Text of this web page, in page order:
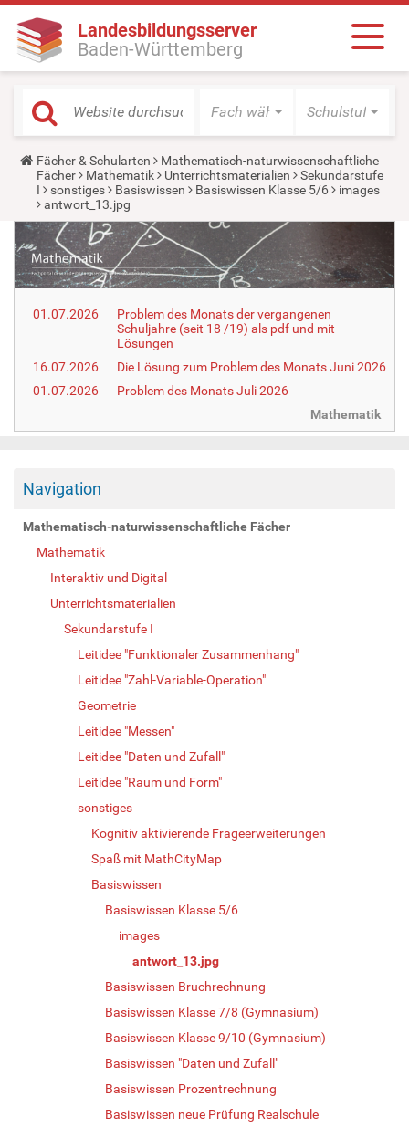
Landesbildungsserver
Baden-Württemberg
Fach wählen Schulstufe
Y
o
u
a
r
e
h
e
r
e
Fächer & Schularten
Mathematisch-naturwissenschaftliche
Fächer
Mathematik Unterrichtsmaterialien
Sekundarstufe
I
sonstiges Basiswissen Basiswissen Klasse 5/6
images
antwort_13.jpg
01.07.2026
Problem des Monats der vergangenen
Schuljahre (seit 18 /19) als pdf und mit
Lösungen
16.07.2026
Die Lösung zum Problem des Monats Juni 2026
01.07.2026
Problem des Monats Juli 2026
Mathematik
Navigation
Mathematisch-naturwissenschaftliche Fächer
Mathematik
Interaktiv und Digital
Unterrichtsmaterialien
Sekundarstufe I
Leitidee "Funktionaler Zusammenhang"
Leitidee "Zahl-Variable-Operation"
Geometrie
Leitidee "Messen"
Leitidee "Daten und Zufall"
Leitidee "Raum und Form"
sonstiges
Kognitiv aktivierende Frageerweiterungen
Spaß mit MathCityMap
Basiswissen
Basiswissen Klasse 5/6
images
antwort_13.jpg
Basiswissen Bruchrechnung
Basiswissen Klasse 7/8 (Gymnasium)
Basiswissen Klasse 9/10 (Gymnasium)
Basiswissen "Daten und Zufall"
Basiswissen Prozentrechnung
Basiswissen neue Prüfung Realschule